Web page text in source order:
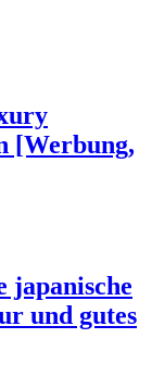
[Werbung,
japanische
und gutes